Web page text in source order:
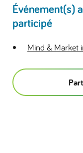
Événement(s)
participé
Mind & Market